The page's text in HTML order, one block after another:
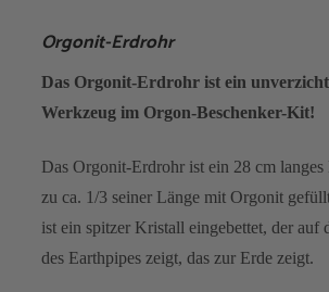
Orgonit-Erdrohr
Das Orgonit-Erdrohr ist ein
Werkzeug im Orgon-Beschenker-Kit!
Das Orgonit-Erdrohr ist ein 28 cm
zu ca. 1/3 seiner Länge mit Orgonit
ist ein spitzer Kristall eingebettet, der auf
des Earthpipes zeigt, das zur Erde zeigt.